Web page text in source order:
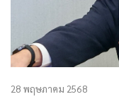
28 พฤษภาคม 2568